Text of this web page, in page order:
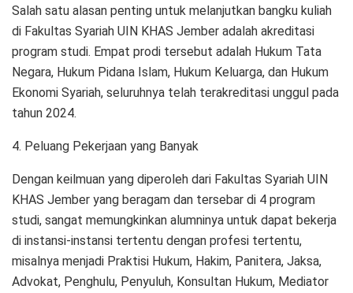
Salah satu alasan penting untuk melanjutkan bangku kuliah
di Fakultas Syariah UIN KHAS Jember adalah akreditasi
program studi. Empat prodi tersebut adalah Hukum Tata
Negara, Hukum Pidana Islam, Hukum Keluarga, dan Hukum
Ekonomi Syariah, seluruhnya telah terakreditasi unggul pada
tahun 2024.
4. Peluang Pekerjaan yang Banyak
Dengan keilmuan yang diperoleh dari Fakultas Syariah UIN
KHAS Jember yang beragam dan tersebar di 4 program
studi, sangat memungkinkan alumninya untuk dapat bekerja
di instansi-instansi tertentu dengan profesi tertentu,
misalnya menjadi Praktisi Hukum, Hakim, Panitera, Jaksa,
Advokat, Penghulu, Penyuluh, Konsultan Hukum, Mediator